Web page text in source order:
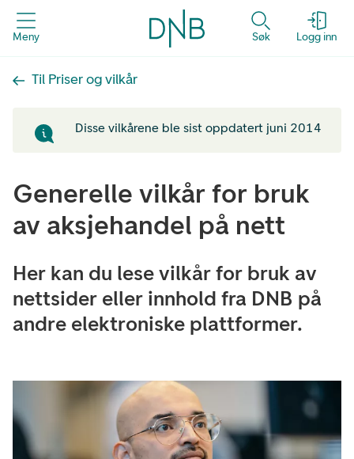
Meny Søk Logg inn
Til Priser og vilkår
Disse vilkårene ble sist oppdatert juni 2014
Generelle vilkår for bruk
av aksjehandel på nett
Her kan du lese vilkår for bruk av
nettsider eller innhold fra DNB på
andre elektroniske plattformer.